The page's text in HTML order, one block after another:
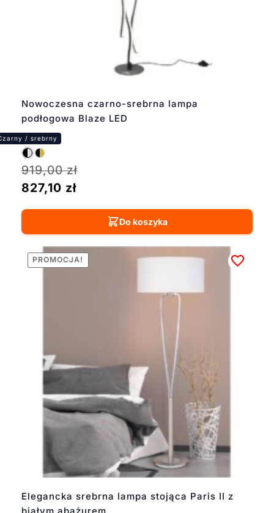
Nowoczesna czarno-srebrna lampa
podłogowa Blaze LED
919,00zł
827,10 zł
Do koszyka
Elegancka srebrna lampa stojąca Paris II z
PROMOCJA!